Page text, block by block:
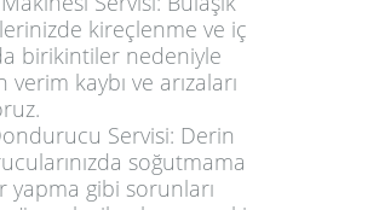
kireçlenme ve iç
birikintiler nedeniyle
verim kaybı ve arızaları
Servisi: Derin
soğutmama
yapma gibi sorunları